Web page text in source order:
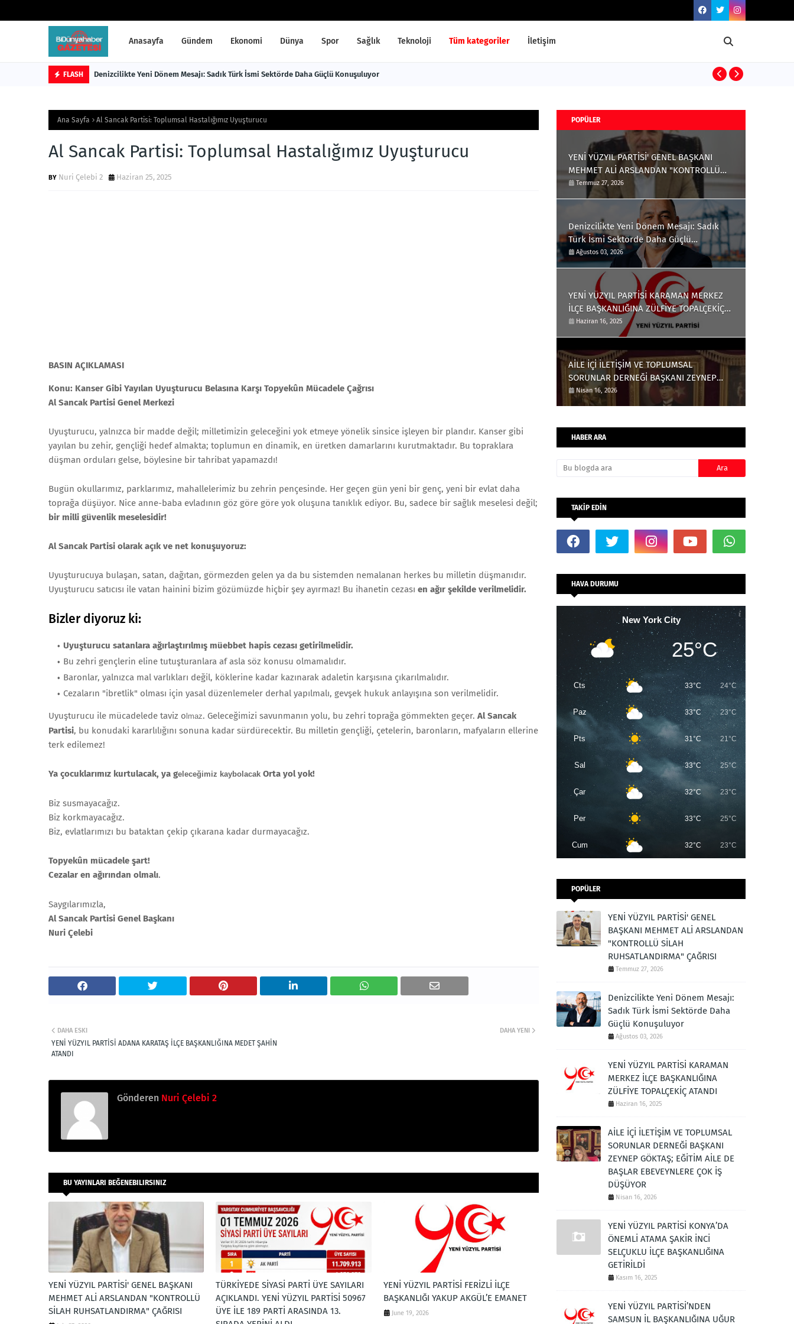
Anasayfa Gündem Ekonomi Dünya Spor Sağlık Teknoloji Tüm kategoriler İletişim
FLASH Denizcilikte Yeni Dönem Mesajı: Sadık Türk İsmi Sektörde Daha Güçlü Konuşuluyor
Ana Sayfa Al Sancak Partisi: Toplumsal Hastalığımız Uyuşturucu
Al Sancak Partisi: Toplumsal Hastalığımız Uyuşturucu
Nuri Çelebi 2 Haziran 25, 2025
BASIN AÇIKLAMASI
Konu: Kanser Gibi Yayılan Uyuşturucu Belasına Karşı Topyekûn Mücadele Çağrısı
Al Sancak Partisi Genel Merkezi
Uyuşturucu, yalnızca bir madde değil; milletimizin geleceğini yok etmeye yönelik sinsice işleyen bir plandır. Kanser gibi
yayılan bu zehir, gençliği hedef almakta; toplumun en dinamik, en üretken damarlarını kurutmaktadır. Bu topraklara
düşman orduları gelse, böylesine bir tahribat yapamazdı!
Bugün okullarımız, parklarımız, mahallelerimiz bu zehrin pençesinde. Her geçen gün yeni bir genç, yeni bir evlat daha
toprağa düşüyor. Nice anne-baba evladının göz göre göre yok oluşuna tanıklık ediyor. Bu, sadece bir sağlık meselesi değil;
bir milli güvenlik meselesidir!
Al Sancak Partisi olarak açık ve net konuşuyoruz:
Uyuşturucuya bulaşan, satan, dağıtan, görmezden gelen ya da bu sistemden nemalanan herkes bu milletin düşmanıdır.
Uyuşturucu satıcısı ile vatan hainini bizim gözümüzde hiçbir şey ayırmaz! Bu ihanetin cezası en ağır şekilde verilmelidir.
Bizler diyoruz ki:
Uyuşturucu satanlara ağırlaştırılmış müebbet hapis cezası getirilmelidir.
Bu zehri gençlerin eline tutuşturanlara af asla söz konusu olmamalıdır.
Baronlar, yalnızca mal varlıkları değil, köklerine kadar kazınarak adaletin karşısına çıkarılmalıdır.
Cezaların "ibretlik" olması için yasal düzenlemeler derhal yapılmalı, gevşek hukuk anlayışına son verilmelidir.
Uyuşturucu ile mücadelede taviz o lmaz. Geleceğimizi savunmanın yolu, bu zehri toprağa gömmekten geçer. Al Sancak
Partisi, bu konudaki kararlılığını sonuna kadar sürdürecektir. Bu milletin gençliği, çetelerin, baronların, mafyaların ellerine
terk edilemez!
Ya çocuklarımız kurtulacak, ya geleceğimiz kaybolacak Orta yol yok!
Biz susmayacağız.
Biz korkmayacağız.
Biz, evlatlarımızı bu bataktan çekip çıkarana kadar durmayacağız.
Topyekûn mücadele şart!
Cezalar en ağırından olmalı.
Saygılarımızla,
Al Sancak Partisi Genel Başkanı
Nuri Çelebi
DAHA YENI
DAHA ESKI
YENİ YÜZYIL PARTİSİ ADANA KARATAŞ İLÇE BAŞKANLIĞINA MEDET ŞAHİN
ATANDI
Gönderen Nuri Çelebi 2
BU YAYINLARI BEĞENEBILIRSINIZ
YENİ YÜZYIL PARTİSİ' GENEL BAŞKANI
MEHMET ALİ ARSLANDAN "KONTROLLÜ
SİLAH RUHSATLANDIRMA" ÇAĞRISI
TÜRKİYEDE SİYASİ PARTİ ÜYE SAYILARI
AÇIKLANDI. YENİ YÜZYIL PARTİSİ 50967
ÜYE İLE 189 PARTİ ARASINDA 13.
YENİ YÜZYIL PARTİSİ FERİZLİ İLÇE
BAŞKANLIĞI YAKUP AKGÜL’E EMANET
June 19, 2026
POPÜLER
YENİ YÜZYIL PARTİSİ' GENEL BAŞKANI
MEHMET ALİ ARSLANDAN "KONTROLLÜ
SİLAH RUHSATLANDIRMA" ÇAĞRISI
Temmuz 27, 2026
Denizcilikte Yeni Dönem Mesajı: Sadık
Türk İsmi Sektörde Daha Güçlü
Konuşuluyor
Ağustos 03, 2026
YENİ YÜZYIL PARTİSİ KARAMAN MERKEZ
İLÇE BAŞKANLIĞINA ZÜLFİYE TOPALÇEKİÇ
ATANDI
Haziran 16, 2025
AİLE İÇİ İLETİŞİM VE TOPLUMSAL
SORUNLAR DERNEĞİ BAŞKANI ZEYNEP
GÖKTAŞ; EĞİTİM AİLE DE BAŞLAR
EBEVEYNLERE ÇOK İŞ DÜŞÜYOR
Nisan 16, 2026
HABER ARA
TAKİP EDİN
HAVA DURUMU
New York City
25°C
Cts 33°C 24°C
Paz 33°C 23°C
Pts 31°C 21°C
Sal 33°C 25°C
Çar 32°C 23°C
Per 33°C 25°C
Cum 32°C 23°C
POPÜLER
YENİ YÜZYIL PARTİSİ' GENEL
BAŞKANI MEHMET ALİ ARSLANDAN
"KONTROLLÜ SİLAH
RUHSATLANDIRMA" ÇAĞRISI
Temmuz 27, 2026
Denizcilikte Yeni Dönem Mesajı:
Sadık Türk İsmi Sektörde Daha
Güçlü Konuşuluyor
Ağustos 03, 2026
YENİ YÜZYIL PARTİSİ KARAMAN
MERKEZ İLÇE BAŞKANLIĞINA
ZÜLFİYE TOPALÇEKİÇ ATANDI
Haziran 16, 2025
AİLE İÇİ İLETİŞİM VE TOPLUMSAL
SORUNLAR DERNEĞİ BAŞKANI
ZEYNEP GÖKTAŞ; EĞİTİM AİLE DE
BAŞLAR EBEVEYNLERE ÇOK İŞ
DÜŞÜYOR
Nisan 16, 2026
YENİ YÜZYIL PARTİSİ KONYA’DA
ÖNEMLİ ATAMA ŞAKİR İNCİ
SELÇUKLU İLÇE BAŞKANLIĞINA
GETİRİLDİ
Kasım 16, 2025
YENİ YÜZYIL PARTİSİ’NDEN
SAMSUN İL BAŞKANLIĞINA UĞUR